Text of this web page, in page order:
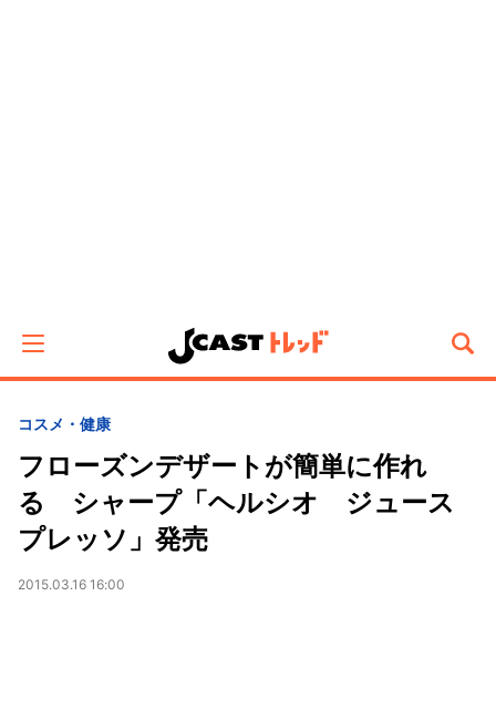
コスメ・健康
フローズンデザートが簡単に作れ
る シャープ「ヘルシオ ジュース
プレッソ」発売
2015.03.16 16:00